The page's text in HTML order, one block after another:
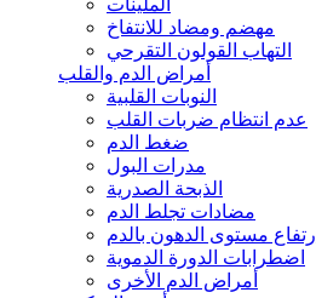
الملينات
مهضم ومضاد للانتفاخ
التهاب القولون التقرحي
أمراض الدم والقلب
النوبات القلبية
عدم انتظام ضربات القلب
ضغط الدم
مدرات البول
الذبحة الصدرية
مضادات تجلط الدم
ارتفاع مستوى الدهون بالدم
اضطرابات الدورة الدموية
أمراض الدم الأخرى